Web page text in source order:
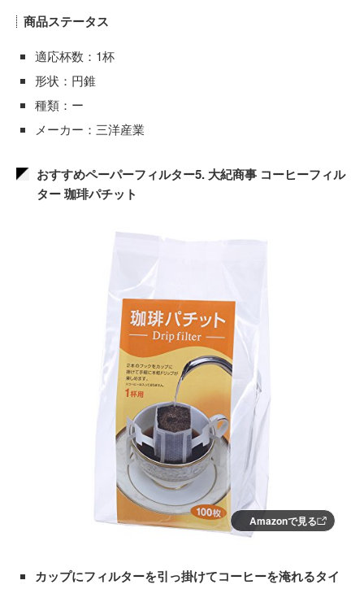
商品ステータス
適応杯数：1杯
形状：円錐
種類：ー
メーカー：三洋産業
おすすめペーパーフィルター5. 大紀商事 コーヒーフィル
ター 珈琲パチット
Amazonで見る
カップにフィルターを引っ掛けてコーヒーを淹れるタイ